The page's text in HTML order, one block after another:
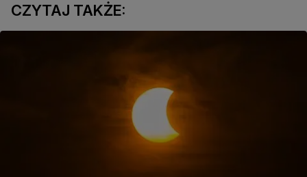
CZYTAJ TAKŻE: